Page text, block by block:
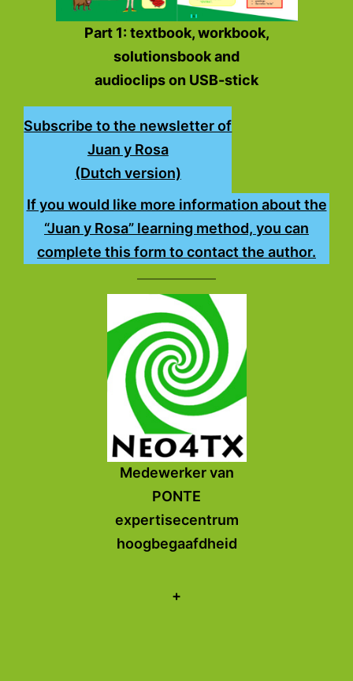
Part 1: textbook, workbook,
solutionsbook and
audioclips on USB-stick
Subscribe to the newsletter of
Juan y Rosa
(Dutch version)
If you would like more information about the
“Juan y Rosa” learning method, you can
complete this form to contact the author.
Medewerker van
PONTE
expertisecentrum
hoogbegaafdheid
+